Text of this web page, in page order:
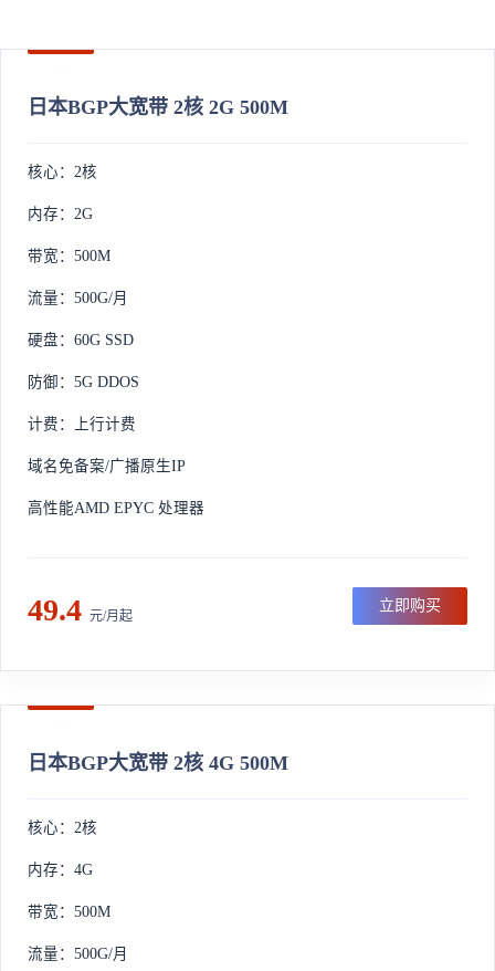
日本BGP大宽带 2核 2G 500M
核心：2核
内存：2G
带宽：500M
流量：500G/月
硬盘：60G SSD
防御：5G DDOS
计费：上行计费
域名免备案/广播原生IP
高性能AMD EPYC 处理器
49.4 元/月起
立即购买
日本BGP大宽带 2核 4G 500M
核心：2核
内存：4G
带宽：500M
流量：500G/月